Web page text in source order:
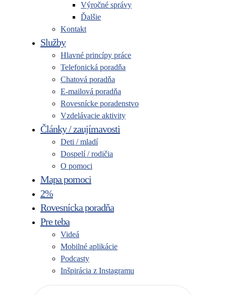
Výročné správy
Ďalšie
Kontakt
Služby
Hlavné princípy práce
Telefonická poradňa
Chatová poradňa
E-mailová poradňa
Rovesnícke poradenstvo
Vzdelávacie aktivity
Články / zaujímavosti
Deti / mladí
Dospelí / rodičia
O pomoci
Mapa pomoci
2%
Rovesnícka poradňa
Pre teba
Videá
Mobilné aplikácie
Podcasty
Inšpirácia z Instagramu